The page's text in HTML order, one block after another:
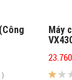
)
Máy